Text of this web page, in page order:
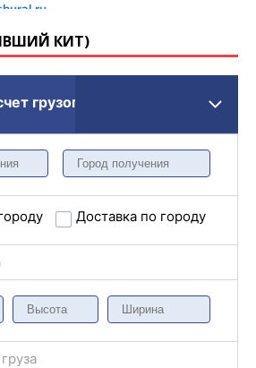
КИТ)
грузоперевозки
Доставка по городу